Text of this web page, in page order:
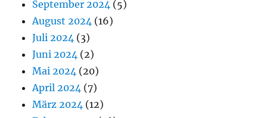
September 2024 (5)
August 2024 (16)
Juli 2024 (3)
Juni 2024 (2)
Mai 2024 (20)
April 2024 (7)
März 2024 (12)